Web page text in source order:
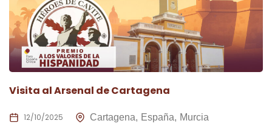
Visita al Arsenal de Cartagena
12/10/2025 Cartagena España Murcia